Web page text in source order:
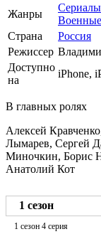
Жанры
Сериалы
Страна
Россия
Режиссер
Доступно
на
iPhone,
В главных ролях
Алексей
Лымарев, Сергей
Миночкин, Борис
Анатолий Кот
1 сезон
1 сезон 4 серия